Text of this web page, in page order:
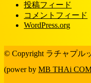
投稿フィード
コメントフィード
WordPress.org
© Copyright ラチャプル
(power by MB THAi